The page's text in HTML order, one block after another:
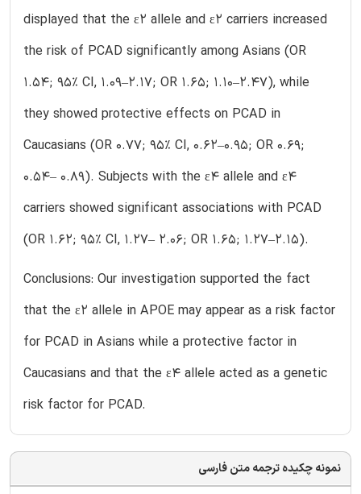
displayed that the ε2 allele and ε2 carriers increased
the risk of PCAD significantly among Asians (OR
1.54; 95% CI, 1.09–2.17; OR 1.65; 1.10–2.47), while
they showed protective effects on PCAD in
Caucasians (OR 0.77; 95% CI, 0.62–0.95; OR 0.69;
0.54– 0.89). Subjects with the ε4 allele and ε4
carriers showed significant associations with PCAD
(OR 1.62; 95% CI, 1.27– 2.06; OR 1.65; 1.27–2.15).
Conclusions: Our investigation supported the fact
that the ε2 allele in APOE may appear as a risk factor
for PCAD in Asians while a protective factor in
Caucasians and that the ε4 allele acted as a genetic
risk factor for PCAD.
نمونه چکیده ترجمه متن فارسی